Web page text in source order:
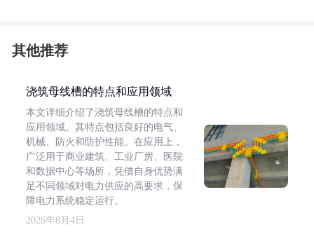
其他推荐
浇筑母线槽的特点和应用领域
本文详细介绍了浇筑母线槽的特点和
应用领域。其特点包括良好的电气、
机械、防火和防护性能。在应用上，
广泛用于商业建筑、工业厂房、医院
和数据中心等场所，凭借自身优势满
足不同领域对电力供应的高要求，保
障电力系统稳定运行。
2026年8月4日